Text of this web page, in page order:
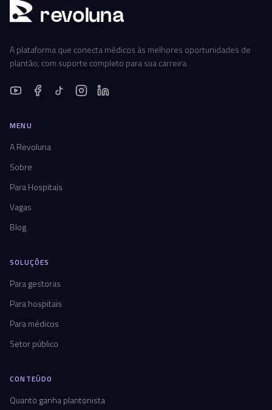
revoluna
A plataforma que conecta médicos às melhores oportunidades de
plantão, com suporte completo para sua carreira.
MENU
A Revoluna
Sobre
Para Hospitais
Vagas
Blog
SOLUÇÕES
Para gestoras
Para hospitais
Para médicos
Setor público
CONTEÚDO
Quanto ganha plantonista